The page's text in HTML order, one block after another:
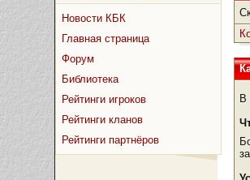
Новости КБК
Главная страница
Форум
Библиотека
Рейтинги игроков
Рейтинги кланов
Рейтинги партнёров
В